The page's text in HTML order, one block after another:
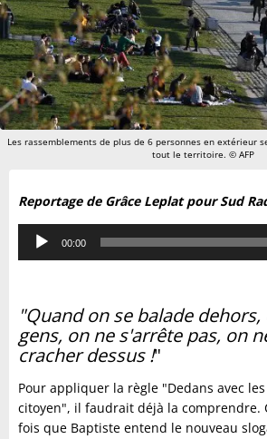
Les rassemblements de plus de 6 personnes en extérieur
tout le territoire. © AFP
Reportage de Grâce Leplat pour Sud
Lecteur
audio
00:00
"Quand on se balade
gens, on ne s'arrête pas, on
cracher dessus !"
Pour appliquer la règle "Dedans avec
citoyen", il faudrait déjà la comprendre.
fois que Baptiste entend le nouveau